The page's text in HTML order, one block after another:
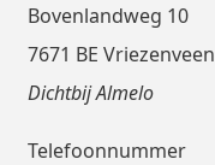
Bovenlandweg 10
7671 BE Vriezenveen
Dichtbij Almelo
Telefoonnummer